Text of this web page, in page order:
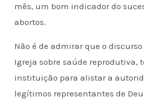
mês, um bom indicador do
abortos.
Não é de admirar que o
Igreja sobre saúde reprodutiva,
instituição para alistar a
legítimos representantes de